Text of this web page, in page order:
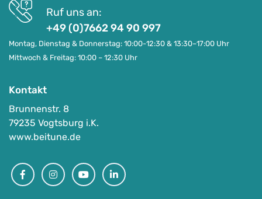
Top
(E-)MTB Trailtour Ischgl-Livigno
Ruf uns an:
+49 (0)7662 94 90 997
Montag, Dienstag & Donnerstag: 10:00-12:30 & 13:30–17:00 Uhr
Mittwoch & Freitag: 10:00 – 12:30 Uhr
Kontakt
Brunnenstr. 8
79235 Vogtsburg i.K.
www.beitune.de
FacebookInstagramYoutubeLinkedin